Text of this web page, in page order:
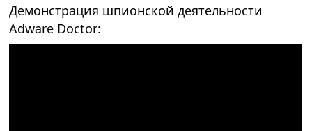
Демонстрация шпионской деятельности
Adware Doctor: